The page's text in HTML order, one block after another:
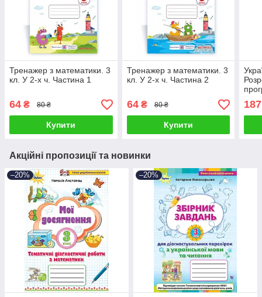
Тренажер з математики. 3
кл. У 2-х ч. Частина 1
64 ₴ 80 ₴
Купити
Тренажер з математики. 3
кл. У 2-х ч. Частина 2
64₴ 80 ₴
Купити
О.)
187
Акційні пропозиції та новинки
–20% –20%